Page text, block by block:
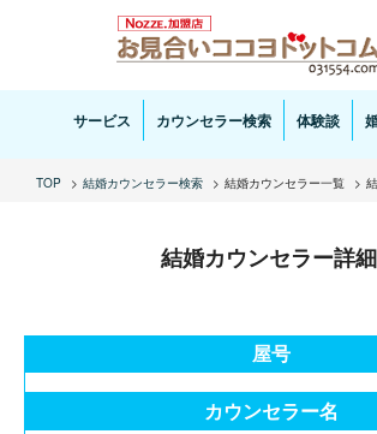
お見合い・結婚相談ならお見合いココヨドットコムへ。専任の結婚
します。
サービス カウンセラー検索 体験談
TOP 結婚カウンセラー検索 結婚カウンセラー一覧
結婚カウンセラー詳細
屋号
カウンセラー名